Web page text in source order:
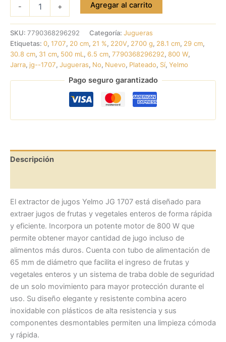
- + Agregar al carrito
SKU: 7790368296292 Categoría: Jugueras
Etiquetas: 0, 1707, 20 cm, 21 %, 220V, 2700 g, 28.1 cm, 29 cm,
30.8 cm, 31 cm, 500 mL , 6.5 cm, 7790368296292, 800 W,
Jarra, jg--1707, Jugueras, No, Nuevo, Plateado, Sí, Yelmo
Pago seguro garantizado
Descripción
El extractor de jugos Yelmo JG 1707 está diseñado para
extraer jugos de frutas y vegetales enteros de forma rápida
y eficiente. Incorpora un potente motor de 800 W que
permite obtener mayor cantidad de jugo incluso de
alimentos más duros. Cuenta con tubo de alimentación de
65 mm de diámetro que facilita el ingreso de frutas y
vegetales enteros y un sistema de traba doble de seguridad
de un solo movimiento para mayor protección durante el
uso. Su diseño elegante y resistente combina acero
inoxidable con plásticos de alta resistencia y sus
componentes desmontables permiten una limpieza cómoda
y rápida.